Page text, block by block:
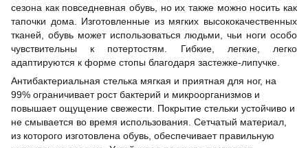
сезона как повседневная обувь, но их также можно носить как
тапочки дома. Изготовленные из мягких высококачественных
тканей, обувь может использоваться людьми, чьи ноги особо
чувствительны к потертостям. Гибкие, легкие, легко
адаптируются к форме стопы благодаря застежке-липучке.
Антибактериальная стелька мягкая и приятная для ног, на
99% ограничивает рост бактерий и микроорганизмов и
повышает ощущение свежести. Покрытие стельки устойчиво и
не смывается во время использования. Сетчатый материал,
из которого изготовлена обувь, обеспечивает правильную